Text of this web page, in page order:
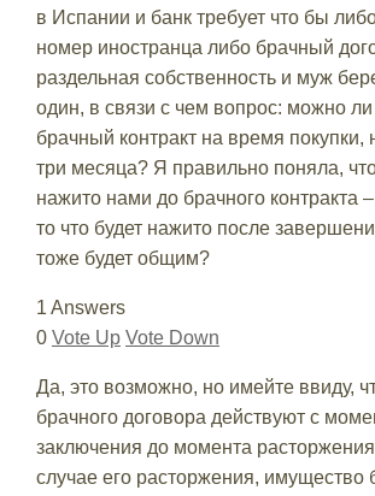
в Испании и банк требует что бы
номер иностранца либо брачный
раздельная собственность и муж
один, в связи с чем вопрос: можно ли
брачный контракт на время покупки,
три месяца? Я правильно поняла,
нажито нами до брачного контракта
то что будет нажито после
тоже будет общим?
1 Answers
0 Vote Up Vote Down
Да, это возможно, но имейте ввиду,
брачного договора действуют с
заключения до момента
случае его расторжения, имущество